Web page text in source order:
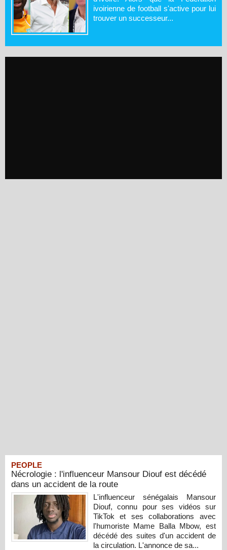
ivoirienne de football s'active pour lui
trouver un successeur...
PEOPLE
Nécrologie : l'influenceur Mansour Diouf est décédé
dans un accident de la route
L'influenceur sénégalais Mansour
Diouf, connu pour ses vidéos sur
TikTok et ses collaborations avec
l'humoriste Mame Balla Mbow, est
décédé des suites d'un accident de
la circulation. L'annonce de sa...